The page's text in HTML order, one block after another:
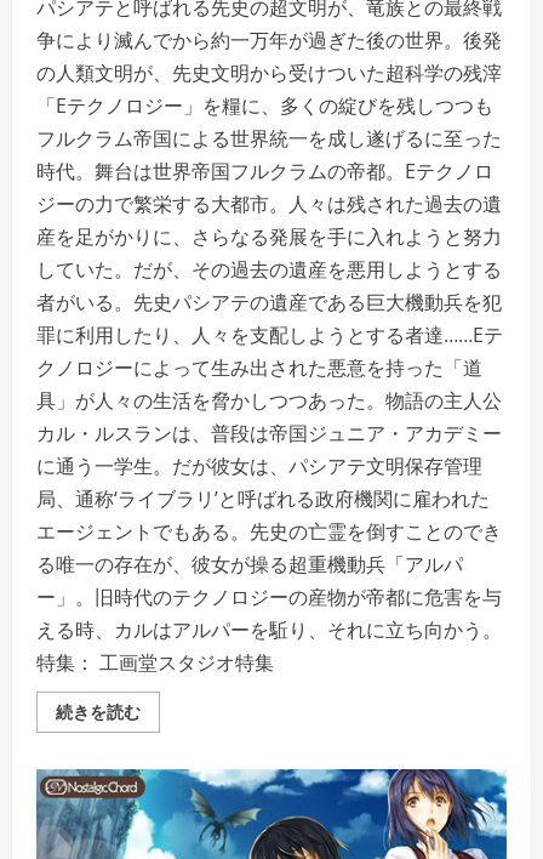
パシアテと呼ばれる先史の超文明が、竜族との最終戦
争により滅んでから約一万年が過ぎた後の世界。後発
の人類文明が、先史文明から受けついた超科学の残滓
「Eテクノロジー」を糧に、多くの綻びを残しつつも
フルクラム帝国による世界統一を成し遂げるに至った
時代。舞台は世界帝国フルクラムの帝都。Eテクノロ
ジーの力で繁栄する大都市。人々は残された過去の遺
産を足がかりに、さらなる発展を手に入れようと努力
していた。だが、その過去の遺産を悪用しようとする
者がいる。先史パシアテの遺産である巨大機動兵を犯
罪に利用したり、人々を支配しようとする者達……Eテ
クノロジーによって生み出された悪意を持った「道
具」が人々の生活を脅かしつつあった。物語の主人公
カル・ルスランは、普段は帝国ジュニア・アカデミー
に通う一学生。だが彼女は、パシアテ文明保存管理
局、通称‘ライブラリ’と呼ばれる政府機関に雇われた
エージェントでもある。先史の亡霊を倒すことのでき
る唯一の存在が、彼女が操る超重機動兵「アルパ
ー」。旧時代のテクノロジーの産物が帝都に危害を与
える時、カルはアルパーを駈り、それに立ち向かう。
特集： 工画堂スタジオ特集
続きを読む白
銀
ル
と
蒼
空
の